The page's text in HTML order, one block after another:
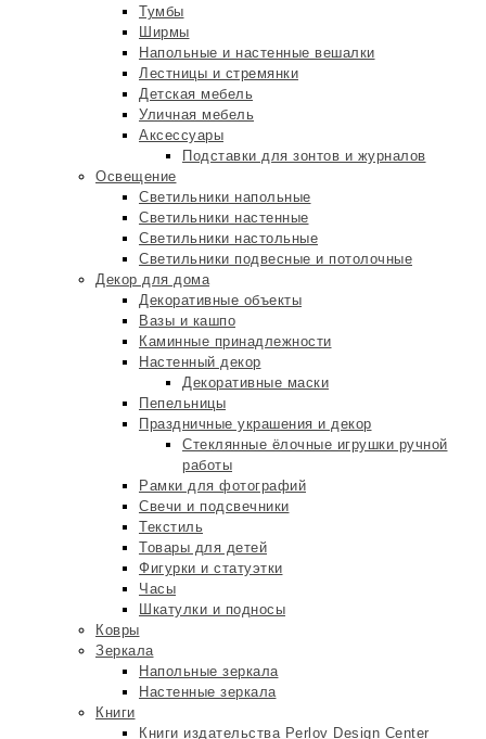
Тумбы
Ширмы
Напольные и настенные вешалки
Лестницы и стремянки
Детская мебель
Уличная мебель
Аксессуары
Подставки для зонтов и журналов
Освещение
Светильники напольные
Светильники настенные
Светильники настольные
Светильники подвесные и потолочные
Декор для дома
Декоративные объекты
Вазы и кашпо
Каминные принадлежности
Настенный декор
Декоративные маски
Пепельницы
Праздничные украшения и декор
Стеклянные ёлочные игрушки ручной
работы
Рамки для фотографий
Свечи и подсвечники
Текстиль
Товары для детей
Фигурки и статуэтки
Часы
Шкатулки и подносы
Ковры
Зеркала
Напольные зеркала
Настенные зеркала
Книги
Книги издательства Perlov Design Center